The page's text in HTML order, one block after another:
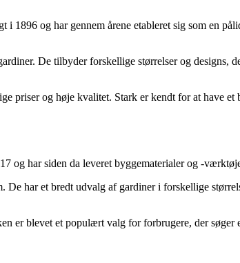
og har gennem årene etableret sig som en
De tilbyder forskellige størrelser og designs,
priser og høje kvalitet. Stark er kendt for at have
og har siden da leveret byggematerialer og -
har et bredt udvalg af gardiner i forskellige
er blevet et populært valg for forbrugere, der søger